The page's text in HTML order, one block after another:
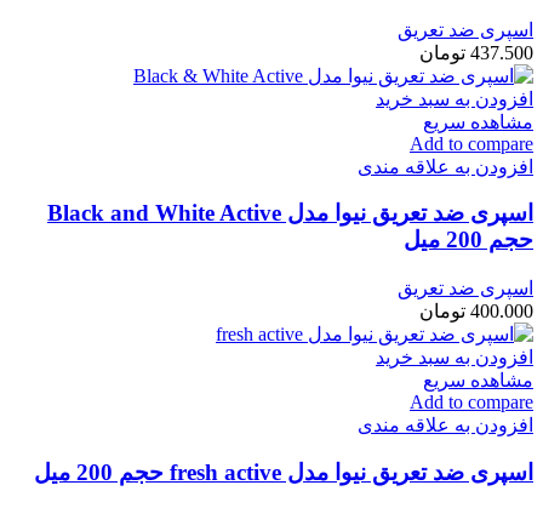
اسپری ضد تعریق
437.500 تومان
افزودن به سبد خرید
مشاهده سریع
Add to compare
افزودن به علاقه مندی
اسپری ضد تعریق نیوا مدل Black and White Active
حجم 200 میل
اسپری ضد تعریق
400.000 تومان
افزودن به سبد خرید
مشاهده سریع
Add to compare
افزودن به علاقه مندی
اسپری ضد تعریق نیوا مدل fresh active حجم 200 میل